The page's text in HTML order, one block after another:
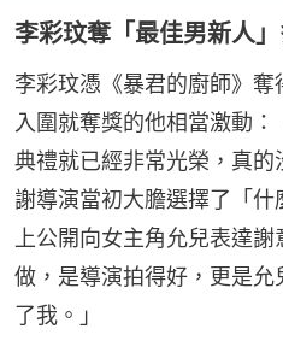
李彩玟奪「最佳男新人
李彩玟憑《暴君的廚師》
入圍就奪獎的他相當激動
典禮就已經非常光榮，真
謝導演當初大膽選擇了「
上公開向女主角允兒表達
做，是導演拍得好，更是
了我。」